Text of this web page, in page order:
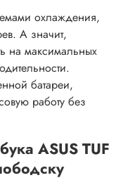
охлаждения,
А значит,
на максимальных
батареи,
работу без
ASUS TUF